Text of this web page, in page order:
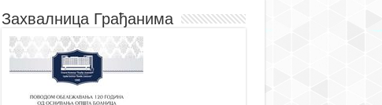
Захвалница Грађанима